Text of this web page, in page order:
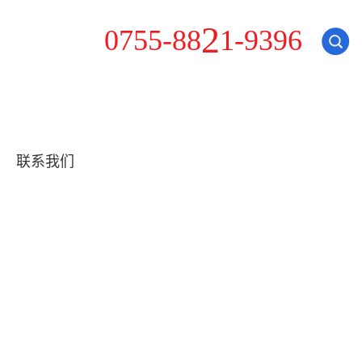
0755-8821-9396
联系我们